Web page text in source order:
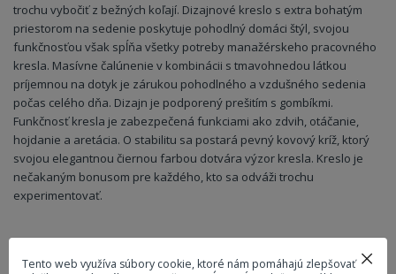
trochu vybočiť z bežných koľají. Dizajnové kreslo s extra bohatým
priestorom na sedenie poskytuje pohodlný domáci štýl, svojou
funkčnosťou však spĺňa všetky potreby manažérskeho pracovného
kresla. Masívne čalúnenie v kombinácii s tmavohnedou látkou
príjemnou na dotyk je zárukou pohodlného a vzdušného sedenia
počas celého dňa. Dizajn je podporený prešitím s gombíkmi.
Funkčnosť kresla je zabezpečená funkciami ako zdvih, otáčanie,
hojdanie a aretácia. O stabilitu sa postará pevný kovový kríž, ktorý
svojou elegantnou čiernou farbou dotvára výzor kresla. Kreslo je
nečakaným bonusom pre každého, kto sa odváži trochu
experimentovať.
Parametre
Tento web využíva súbory cookie, ktoré nám pomáhajú zlepšovať